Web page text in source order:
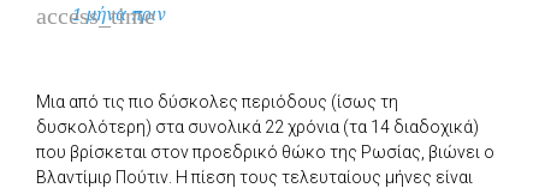
access_time
1 μήνα πριν
Μια από τις πιο δύσκολες περιόδους (ίσως τη
δυσκολότερη) στα συνολικά 22 χρόνια (τα 14 διαδοχικά)
που βρίσκεται στον προεδρικό θώκο της Ρωσίας, βιώνει ο
Βλαντίμιρ Πούτιν. Η πίεση τους τελευταίους μήνες είναι